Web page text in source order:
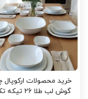
خرید محصولات ارکوپال
گوش لب طلا 26